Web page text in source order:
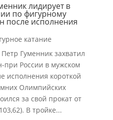
лидирует в
по фигурному
после исполнения
катание
Гуменник захватил
при России в мужском
исполнения короткой
Олимпийских
за свой прокат от
В тройке...